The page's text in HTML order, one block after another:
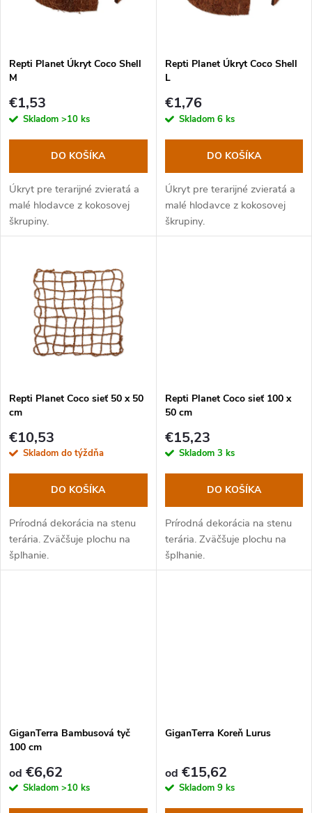
e
p
r
o
d
v
s
p
r
d
u
Repti Planet Úkryt Coco Shell
M
€1,53
Skladom >10 ks
DO KOŠÍKA
Úkryt pre terarijné zvieratá a
malé hlodavce z kokosovej
škrupiny.
Repti Planet Úkryt Coco Shell
L
€1,76
Skladom 6 ks
DO KOŠÍKA
Úkryt pre terarijné zvieratá a
malé hlodavce z kokosovej
škrupiny.
Repti Planet Coco sieť 50 x 50
cm
€10,53
Skladom do týždňa
DO KOŠÍKA
Prírodná dekorácia na stenu
terária. Zväčšuje plochu na
šplhanie.
Repti Planet Coco sieť 100 x
50 cm
€15,23
Skladom 3 ks
DO KOŠÍKA
Prírodná dekorácia na stenu
terária. Zväčšuje plochu na
šplhanie.
GiganTerra Bambusová tyč
100 cm
od €6,62
Skladom >10 ks
GiganTerra Koreň Lurus
od €15,62
Skladom 9 ks